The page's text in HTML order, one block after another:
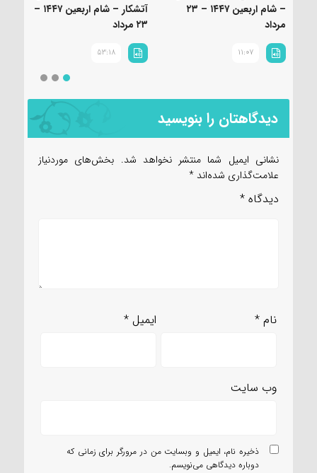
– شام اربعین ۱‌۴‌۴‌۷ – ۲۳
مرداد
11:07
آتشکار – شام اربعین ۱‌۴‌۴‌۷ –
۲۳ مرداد
53:18
دیدگاهتان را بنویسید
نشانی ایمیل شما منتشر نخواهد شد. بخش‌های موردنیاز
علامت‌گذاری شده‌اند *
دیدگاه *
نام* ایمیل*
وب‌ سایت
ذخیره نام، ایمیل و وبسایت من در مرورگر برای زمانی که
دوباره دیدگاهی می‌نویسم.